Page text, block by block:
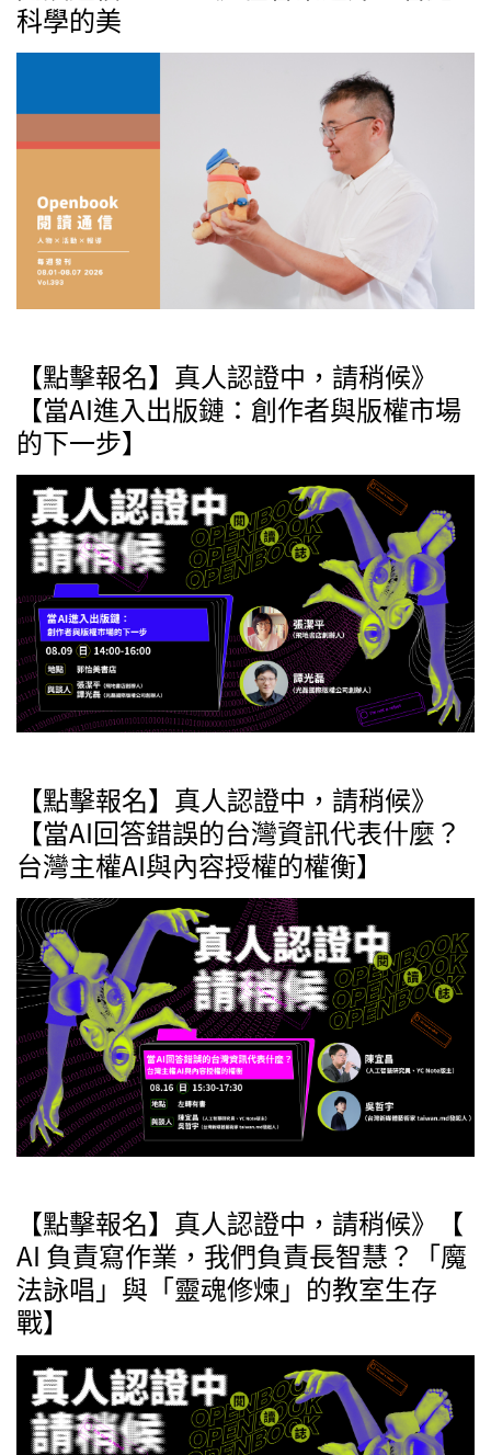
科學的美
【點擊報名】真人認證中，請稍候》
【當AI進入出版鏈：創作者與版權市場
的下一步】
【點擊報名】真人認證中，請稍候》
【當AI回答錯誤的台灣資訊代表什麼？
台灣主權AI與內容授權的權衡】
【點擊報名】真人認證中，請稍候》【
AI 負責寫作業，我們負責長智慧？「魔
法詠唱」與「靈魂修煉」的教室生存
戰】